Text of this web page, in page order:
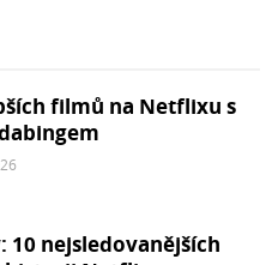
filmů na Netflixu s
10 nejsledovanějších